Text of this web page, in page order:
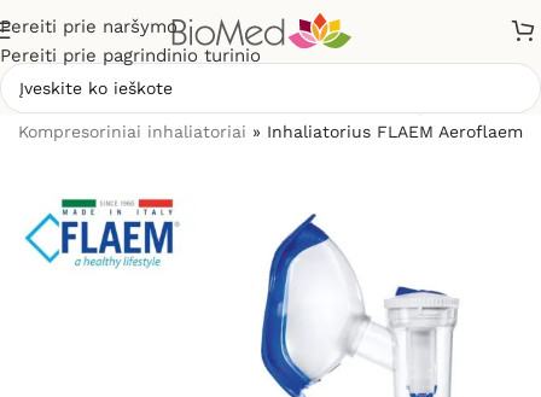
Pereiti prie naršymo
Pereiti prie pagrindinio turinio
Kompresoriniai inhaliatoriai » Inhaliatorius FLAEM Aeroflaem